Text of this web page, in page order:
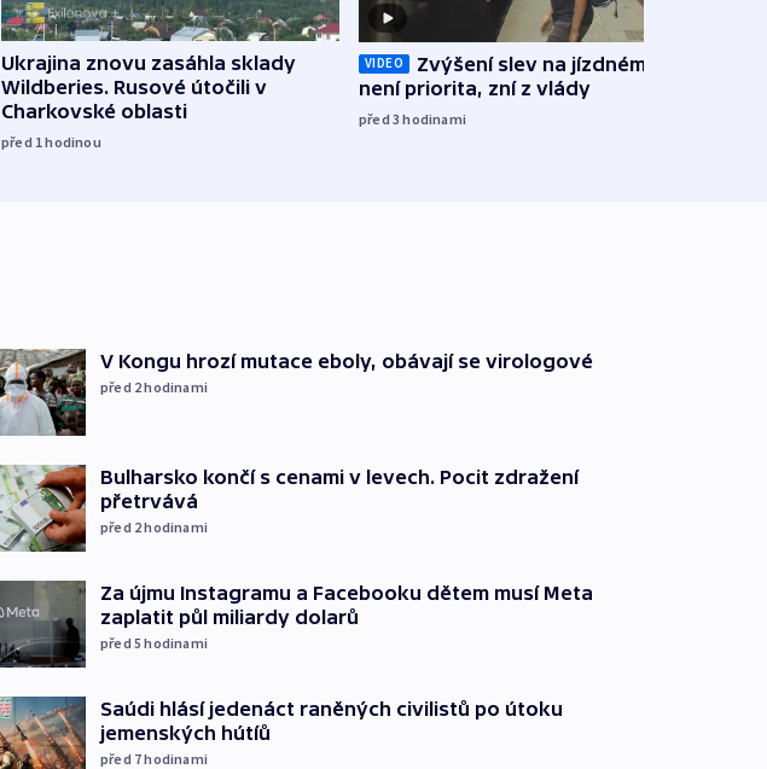
Ukrajina znovu zasáhla sklady
Wildberies. Rusové útočili v
Charkovské oblasti
před 1hodinou
VIDEO
Zvýšení slev na jízdném teď
není priorita, zní z vlády
před 3hodinami
V Kongu hrozí mutace eboly, obávají se virologové
před 2hodinami
Bulharsko končí s cenami v levech. Pocit zdražení
přetrvává
před 2hodinami
Za újmu Instagramu a Facebooku dětem musí Meta
zaplatit půl miliardy dolarů
před 5hodinami
Saúdi hlásí jedenáct raněných civilistů po útoku
jemenských hútíů
před 7hodinami